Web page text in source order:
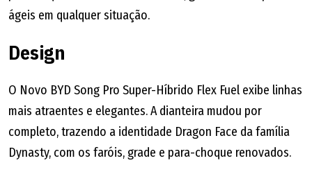
ágeis em qualquer situação.
Design
O Novo BYD Song Pro Super-Híbrido Flex Fuel exibe linhas
mais atraentes e elegantes. A dianteira mudou por
completo, trazendo a identidade Dragon Face da família
Dynasty, com os faróis, grade e para-choque renovados.